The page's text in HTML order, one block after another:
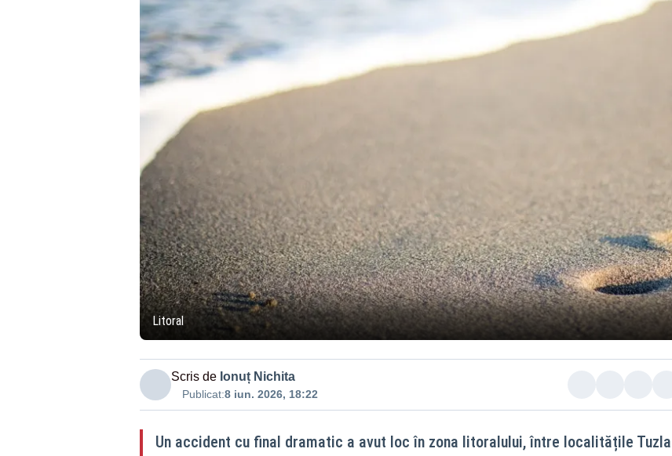
Litoral
Scris de Ionuț Nichita
Publicat:8 iun. 2026, 18:22
Un accident cu final dramatic a avut loc în zona litoralului, între localitățile Tuzla